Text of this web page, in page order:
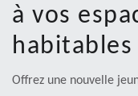
à vos
habitables
Offrez une nouvelle